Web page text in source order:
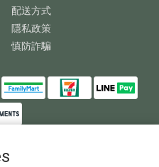
配送方式
隱私政策
慎防詐騙